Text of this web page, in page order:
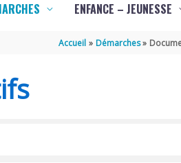
ENFANCE – JEUNESSE
Accueil Démarches